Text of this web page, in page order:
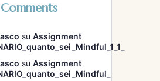
su Assignment
su Assignment